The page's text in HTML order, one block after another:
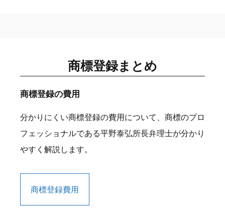
商標登録まとめ
商標登録の費用
分かりにくい商標登録の費用について、商標のプロ
フェッショナルである平野泰弘所長弁理士が分かり
やすく解説します。
商標登録費用